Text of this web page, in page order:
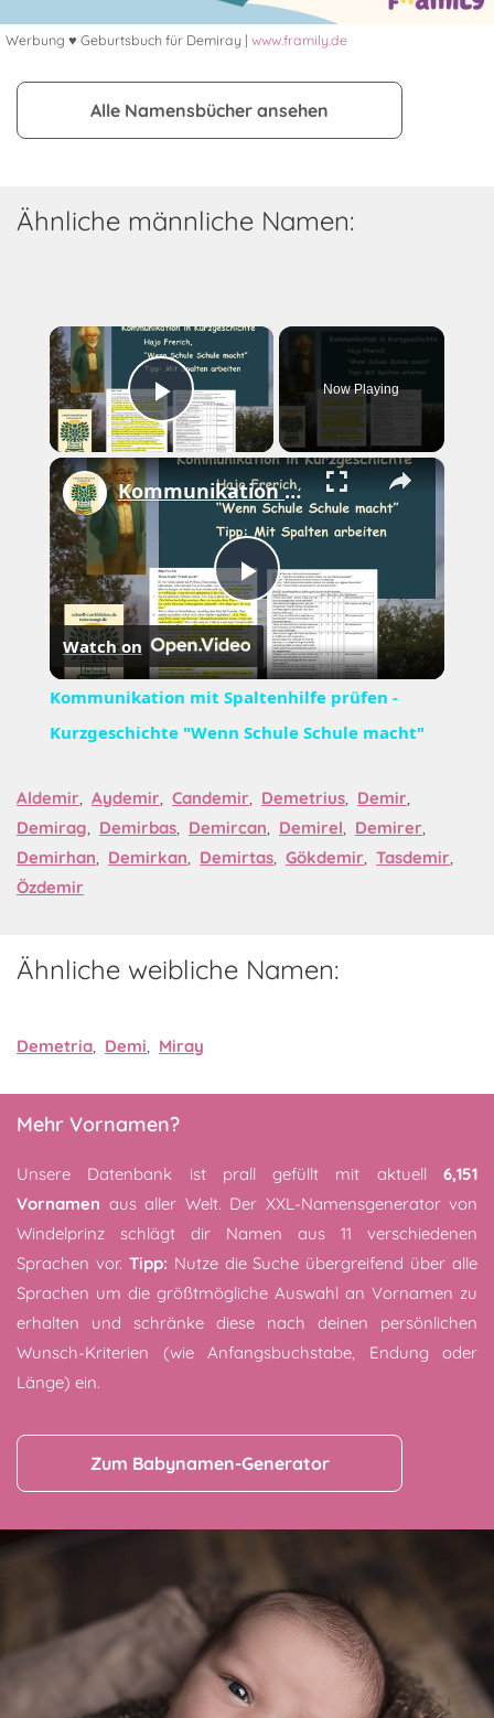
Werbung ♥ Geburtsbuch für Demiray | www.framily.de
Alle Namensbücher ansehen
Ähnliche männliche Namen:
×
Play Video
Now Playing
×
Play
Video
Kommunikation mit Spaltenhilfe prüfen - Kurzgeschichte "Wenn Schule Schule macht"
Watch on
Kommunikation mit Spaltenhilfe prüfen -
Kurzgeschichte "Wenn Schule Schule macht"
Aldemir, Aydemir, Candemir, Demetrius, Demir,
Demirag, Demirbas, Demircan, Demirel, Demirer,
Demirhan, Demirkan, Demirtas, Gökdemir, Tasdemir,
Özdemir
Ähnliche weibliche Namen:
Demetria, Demi, Miray
Mehr Vornamen?
Unsere Datenbank ist prall gefüllt mit aktuell 6,151
Vornamen aus aller Welt. Der XXL-Namensgenerator von
Windelprinz schlägt dir Namen aus 11 verschiedenen
Sprachen vor. Tipp: Nutze die Suche übergreifend über alle
Sprachen um die größtmögliche Auswahl an Vornamen zu
erhalten und schränke diese nach deinen persönlichen
Wunsch-Kriterien (wie Anfangsbuchstabe, Endung oder
Länge) ein.
Zum Babynamen-Generator